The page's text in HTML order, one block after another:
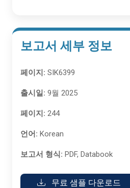
보고서 세부 정보
페이지: SIK6399
출시일: 9월 2025
페이지: 244
언어: Korean
보고서 형식: PDF, Databook
무료 샘플 다운로드